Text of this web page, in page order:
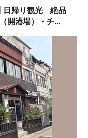
日帰り観光 絶品
開港場）・チャ